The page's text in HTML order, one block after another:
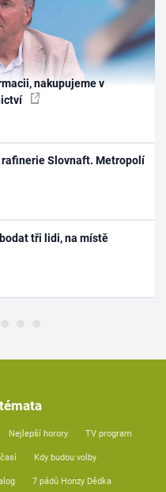
nakupujeme v
Slovnaft. Metropolí
tři lidi, na místě
Nejlepší horory TV program
Kdy budou volby
7 pádů Honzy Dědka